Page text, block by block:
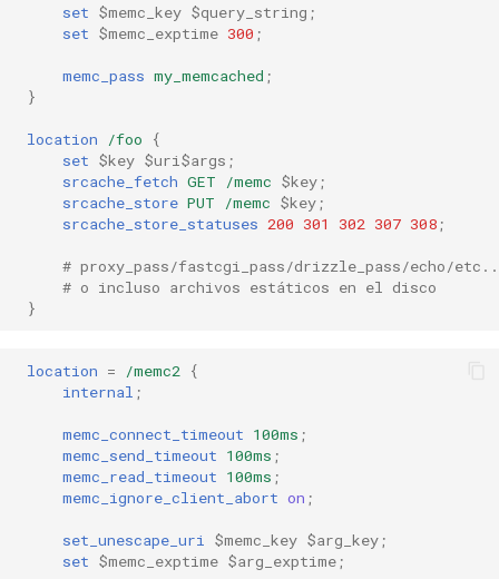
srcache_store_private
srcache_default_expire
srcache_max_expire
Variables
$srcache_expire
$srcache_fetch_status
$srcache_store_status
Advertencias
global-throttle
healthcheck
hmac
hoedown
http2
httpipe
set $memc_key $query_string ;
set $memc_exptime 300 ;
memc_pass my_memcached ;
}
location /foo
{
set $key $uri$args ;
srcache_fetch GET /memc $key ;
srcache_store PUT /memc $key ;
srcache_store_statuses 200 301 302 307 308 ;
# proxy_pass/fastcgi_pass/drizzle_pass/echo/
# o incluso archivos estáticos en el disco
}
location = /memc2
{
internal ;
memc_connect_timeout 100ms ;
memc_send_timeout 100ms ;
memc_read_timeout 100ms ;
memc_ignore_client_abort on ;
set_unescape_uri $memc_key $arg_key ;
set $memc_exptime $arg_exptime ;